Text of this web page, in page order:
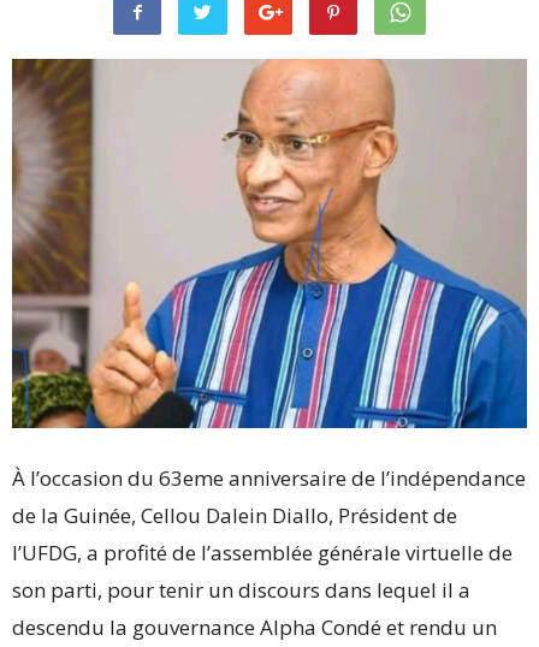
À l’occasion du 63eme anniversaire de l’indépendance
de la Guinée, Cellou Dalein Diallo, Président de
l’UFDG, a profité de l’assemblée générale virtuelle de
son parti, pour tenir un discours dans lequel il a
descendu la gouvernance Alpha Condé et rendu un